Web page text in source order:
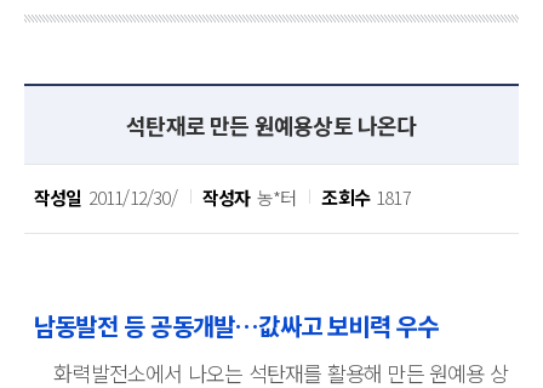
석탄재로 만든 원예용상토 나온다
작성일 2011/12/30/ 작성자 농*터 조회수 1817
남동발전 등 공동개발…값싸고 보비력 우수
화력발전소에서 나오는 석탄재를 활용해 만든 원예용 상